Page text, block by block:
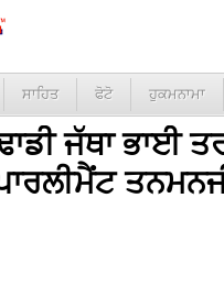
ਸਾਹਿਤ ਫੋਟੋ ਹੁਕਮਨਾਮਾ
ਜੱਥਾ ਭਾਈ